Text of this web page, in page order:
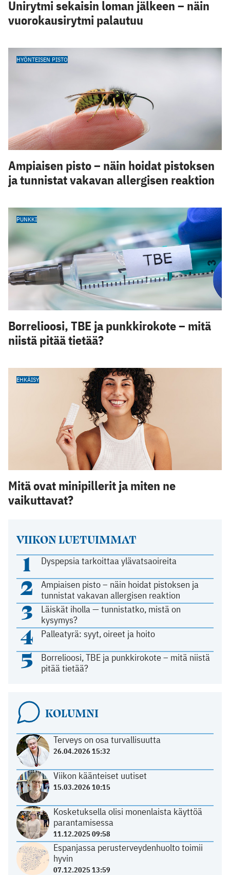
VIIKON LUETUIMMAT
1 Dyspepsia tarkoittaa ylävatsaoireita
2
Ampiaisen pisto – näin hoidat pistoksen ja
tunnistat vakavan allergisen reaktion
3
Läiskät iholla — tunnistatko, mistä on
kysymys?
4 Palleatyrä: syyt, oireet ja hoito
5
Borrelioosi, TBE ja punkkirokote – mitä niistä
pitää tietää?
KOLUMNI
Terveys on osa turvallisuutta
26.04.2026 15:32
Viikon käänteiset uutiset
15.03.2026 10:15
Kosketuksella olisi monenlaista käyttöä
parantamisessa
11.12.2025 09:58
Espanjassa perusterveydenhuolto toimii
hyvin
07.12.2025 13:59
Unirytmi sekaisin loman jälkeen – näin
vuorokausirytmi palautuu
HYÖNTEISEN PISTO
Ampiaisen pisto – näin hoidat pistoksen
ja tunnistat vakavan allergisen reaktion
PUNKKI
Borrelioosi, TBE ja punkkirokote – mitä
niistä pitää tietää?
EHKÄISY
Mitä ovat minipillerit ja miten ne
vaikuttavat?